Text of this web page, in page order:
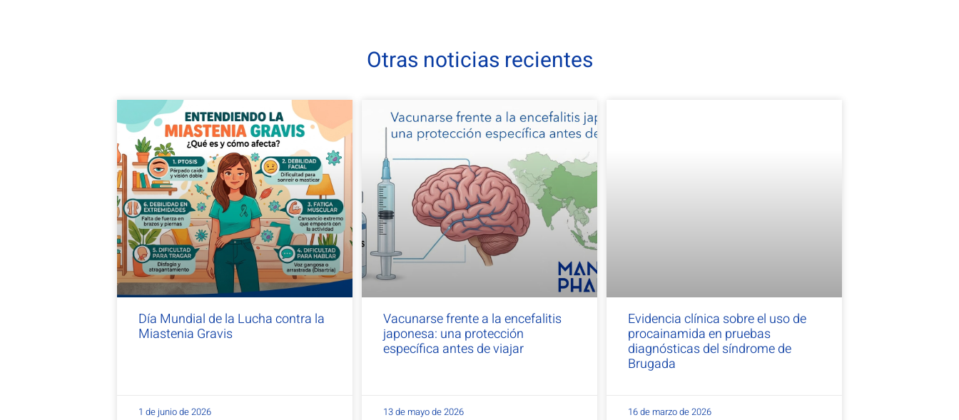
Otras noticias recientes
Día Mundial de la Lucha contra la
Miastenia Gravis
1 de junio de 2026
Vacunarse frente a la encefalitis
japonesa: una protección
específica antes de viajar
13 de mayo de 2026
Evidencia clínica sobre el uso de
procainamida en pruebas
diagnósticas del síndrome de
Brugada
16 de marzo de 2026